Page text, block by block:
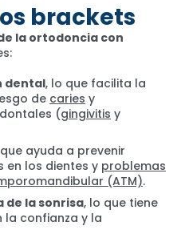
brackets
la ortodoncia con
dental, lo que facilita la
de caries y
(gingivitis y
ayuda a prevenir
en los dientes y problemas
(ATM).
de la sonrisa, lo que tiene
la confianza y la